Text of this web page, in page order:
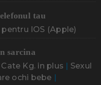
tau
pentru IOS (Apple)
sarcina
Cate Kg. in plus | Sexul
ochi bebe |